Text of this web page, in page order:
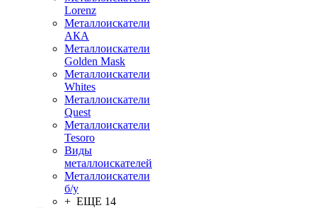
Lorenz
Металлоискатели
АКА
Металлоискатели
Golden Mask
Металлоискатели
Whites
Металлоискатели
Quest
Металлоискатели
Tesoro
Виды
металлоискателей
Металлоискатели
б/у
+ ЕЩЕ 14